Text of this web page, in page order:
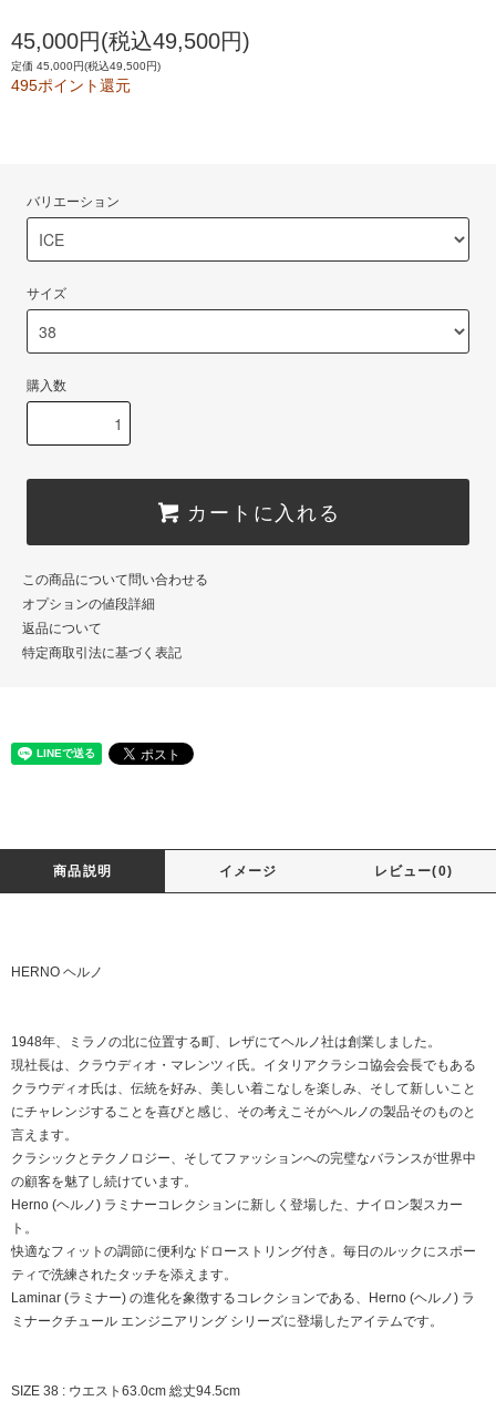
45,000円(税込49,500円)
定価 45,000円(税込49,500円)
495ポイント還元
バリエーション
サイズ
購入数
カートに入れる
この商品について問い合わせる
オプションの値段詳細
返品について
特定商取引法に基づく表記
商品説明 イメージ レビュー(0)
HERNO ヘルノ
1948年、ミラノの北に位置する町、レザにてヘルノ社は創業しました。
現社長は、クラウディオ・マレンツィ氏。イタリアクラシコ協会会長でもある
クラウディオ氏は、伝統を好み、美しい着こなしを楽しみ、そして新しいこと
にチャレンジすることを喜びと感じ、その考えこそがヘルノの製品そのものと
言えます。
クラシックとテクノロジー、そしてファッションへの完璧なバランスが世界中
の顧客を魅了し続けています。
Herno (ヘルノ) ラミナーコレクションに新しく登場した、ナイロン製スカー
ト。
快適なフィットの調節に便利なドローストリング付き。毎日のルックにスポー
ティで洗練されたタッチを添えます。
Laminar (ラミナー) の進化を象徴するコレクションである、Herno (ヘルノ) ラ
ミナークチュール エンジニアリング シリーズに登場したアイテムです。
SIZE 38 : ウエスト63.0cm 総丈94.5cm